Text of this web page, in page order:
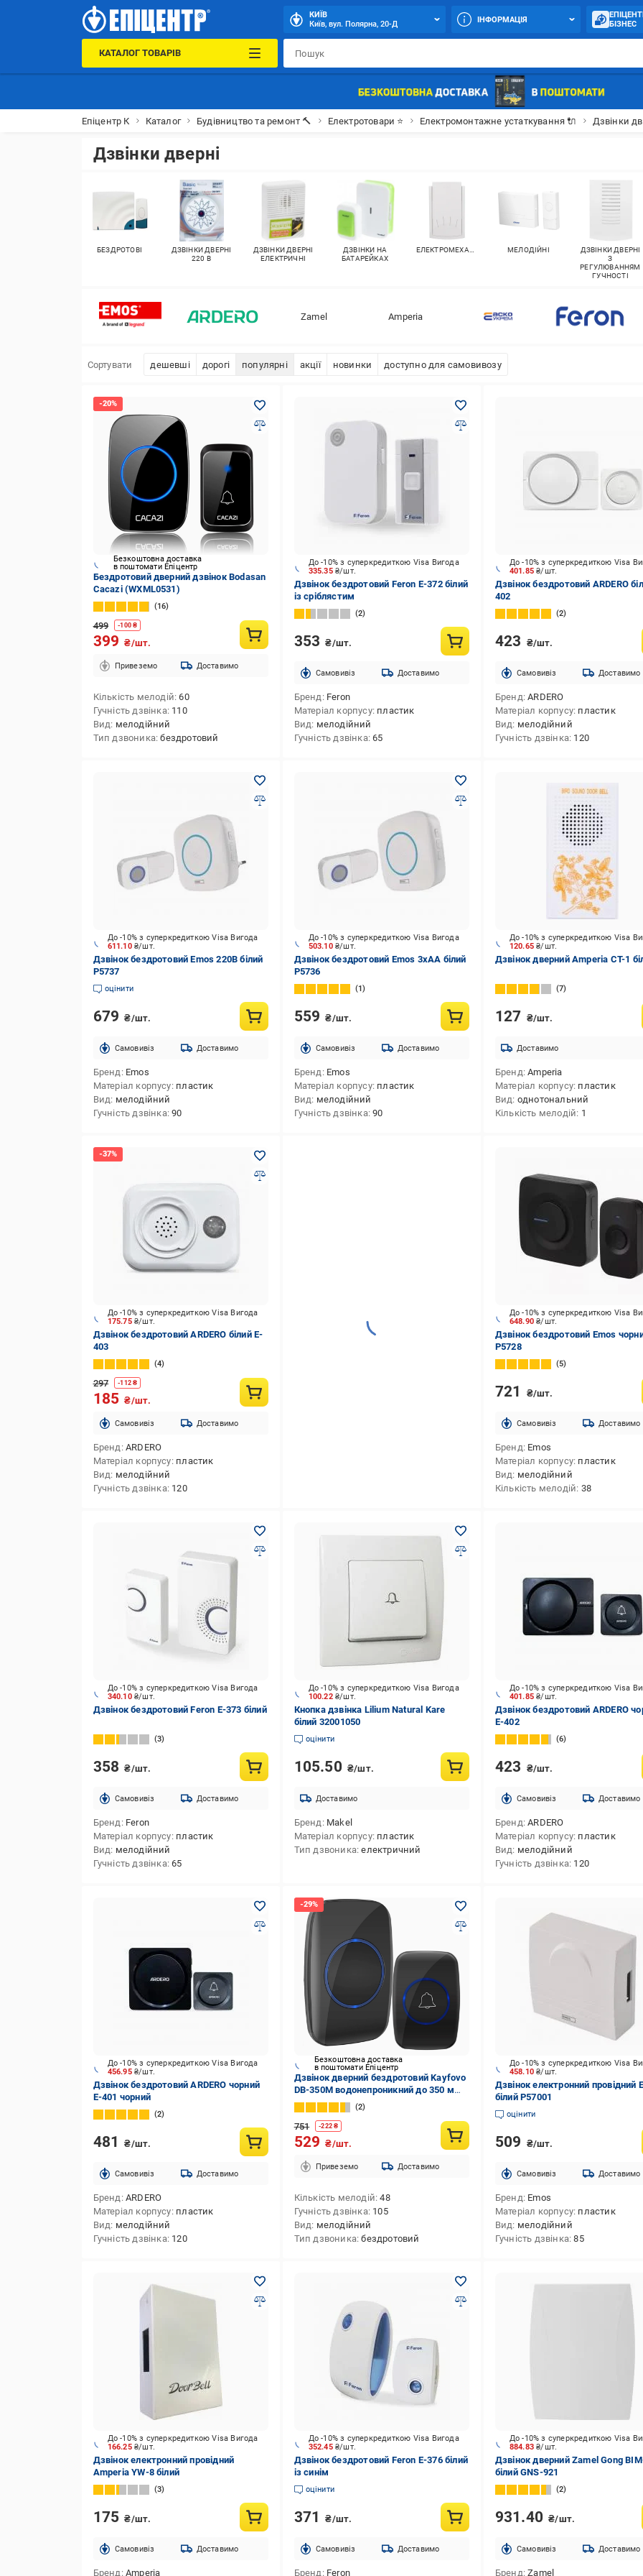
КИЇВ
Київ, вул. Полярна, 20-Д
ІНФОРМАЦІЯ
БІЗНЕС
КАТАЛОГ ТОВАРІВ
Епіцентр К Каталог Будівництво та ремонт 🔨 Електротовари ⭐ Електромонтажне устаткування 🔌 Дзвінки
Дзвінки дверні
БЕЗДРОТОВІ
ДЗВІНКИ ДВЕРНІ
220 В
ДЗВІНКИ ДВЕРНІ
ЕЛЕКТРИЧНІ
ДЗВІНКИ НА
БАТАРЕЙКАХ
МЕЛОДІЙНІ
ДЗВІНКИ ДВЕРНІ
З
РЕГУЛЮВАННЯМ
ГУЧНОСТІ
Zamel Amperia
Сортувати дешевші дорогі популярні акції новинки доступно для самовивозу
Безкоштовна доставка
в поштомати Епіцентр
Бездротовий дверний дзвінок Bodasan
Cacazi (WXML0531)
16
499 -100₴
399 ₴/шт.
Привеземо Доставимо
Кількість мелодій 60
Гучність дзвінка 110
Вид мелодійний
Тип дзвоника бездротовий
335.35₴/шт.
До -10% з суперкредиткою Visa Вигода
Дзвінок бездротовий Feron Е-372 білий
із сріблястим
2
353 ₴/шт.
Cамовивіз Доставимо
Бренд Feron
Матеріал корпусу пластик
Вид мелодійний
Гучність дзвінка 65
401.85₴/шт.
До -10% з суперкредиткою Visa
Дзвінок бездротовий ARDERO
402
2
423 ₴/шт.
Cамовивіз Доставимо
Бренд ARDERO
Матеріал корпусу пластик
Вид мелодійний
Гучність дзвінка 120
611.10 ₴/шт.
До -10% з суперкредиткою Visa Вигода
Дзвінок бездротовий Emos 220В білий
P5737
оцінити
679 ₴/шт.
Cамовивіз Доставимо
Бренд Emos
Матеріал корпусу пластик
Вид мелодійний
Гучність дзвінка 90
503.10₴/шт.
До -10% з суперкредиткою Visa Вигода
Дзвінок бездротовий Emos 3xAA білий
P5736
1
559 ₴/шт.
Cамовивіз Доставимо
Бренд Emos
Матеріал корпусу пластик
Вид мелодійний
Гучність дзвінка 90
120.65₴/шт.
До -10% з суперкредиткою Visa
Дзвінок дверний Amperia CT-1
7
127 ₴/шт.
Доставимо
Бренд Amperia
Матеріал корпусу пластик
Вид однотональний
Кількість мелодій 1
175.75 ₴/шт.
До -10% з суперкредиткою Visa Вигода
Дзвінок бездротовий ARDERO білий E-
403
4
297 -112₴
185 ₴/шт.
Cамовивіз Доставимо
Бренд ARDERO
Матеріал корпусу пластик
Вид мелодійний
Гучність дзвінка 120
648.90₴/шт.
До -10% з суперкредиткою Visa
Дзвінок бездротовий Emos
P5728
5
721 ₴/шт.
Cамовивіз Доставимо
Бренд Emos
Матеріал корпусу пластик
Вид мелодійний
Кількість мелодій 38
340.10 ₴/шт.
До -10% з суперкредиткою Visa Вигода
Дзвінок бездротовий Feron Е-373 білий
3
358 ₴/шт.
Cамовивіз Доставимо
Бренд Feron
Матеріал корпусу пластик
Вид мелодійний
Гучність дзвінка 65
100.22₴/шт.
До -10% з суперкредиткою Visa Вигода
Кнопка дзвінка Lilium Natural Kare
білий 32001050
оцінити
105.50 ₴/шт.
Доставимо
Бренд Makel
Матеріал корпусу пластик
Тип дзвоника електричний
401.85₴/шт.
До -10% з суперкредиткою Visa
Дзвінок бездротовий ARDERO
E-402
6
423 ₴/шт.
Cамовивіз Доставимо
Бренд ARDERO
Матеріал корпусу пластик
Вид мелодійний
Гучність дзвінка 120
456.95 ₴/шт.
До -10% з суперкредиткою Visa Вигода
Дзвінок бездротовий ARDERO чорний
E-401 чорний
2
481 ₴/шт.
Cамовивіз Доставимо
Бренд ARDERO
Матеріал корпусу пластик
Вид мелодійний
Гучність дзвінка 120
Безкоштовна доставка
в поштомати Епіцентр
Дзвінок дверний бездротовий Kayfovo
DB-350M водонепроникний до 350 м
(28591)
2
751 -222 ₴
529 ₴/шт.
Привеземо Доставимо
Кількість мелодій 48
Гучність дзвінка 105
Вид мелодійний
Тип дзвоника бездротовий
458.10₴/шт.
До -10% з суперкредиткою Visa
Дзвінок електронний провідний
білий P57001
оцінити
509 ₴/шт.
Cамовивіз Доставимо
Бренд Emos
Матеріал корпусу пластик
Вид мелодійний
Гучність дзвінка 85
166.25 ₴/шт.
До -10% з суперкредиткою Visa Вигода
Дзвінок електронний провідний
Amperia YW-8 білий
3
175 ₴/шт.
Cамовивіз Доставимо
Бренд Amperia
352.45₴/шт.
До -10% з суперкредиткою Visa Вигода
Дзвінок бездротовий Feron Е-376 білий
із синім
оцінити
371 ₴/шт.
Cамовивіз Доставимо
Бренд Feron
884.83₴/шт.
До -10% з суперкредиткою Visa
Дзвінок дверний Zamel Gong
білий GNS-921
2
931.40 ₴/шт.
Cамовивіз Доставимо
Бренд Zamel